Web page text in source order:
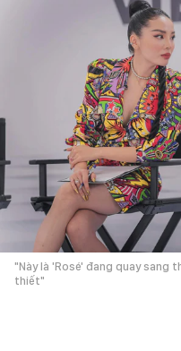
"Này là 'Rosé' đang quay sang
thiết"